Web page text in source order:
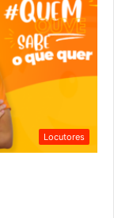
Locutores